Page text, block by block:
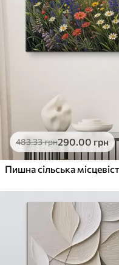
483.33грн290.00 грн